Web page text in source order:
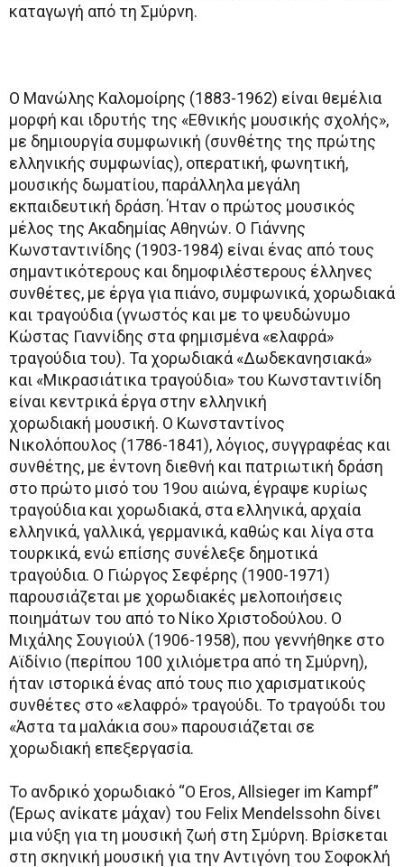
καταγωγή από τη Σμύρνη.
Ο Μανώλης Καλομοίρης (1883-1962) είναι θεμέλια
μορφή και ιδρυτής της «Εθνικής μουσικής σχολής»,
με δημιουργία συμφωνική (συνθέτης της πρώτης
ελληνικής συμφωνίας), οπερατική, φωνητική,
μουσικής δωματίου, παράλληλα μεγάλη
εκπαιδευτική δράση. Ήταν ο πρώτος μουσικός
μέλος της Ακαδημίας Αθηνών. Ο Γιάννης
Κωνσταντινίδης (1903-1984) είναι ένας από τους
σημαντικότερους και δημοφιλέστερους έλληνες
συνθέτες, με έργα για πιάνο, συμφωνικά, χορωδιακά
και τραγούδια (γνωστός και με το ψευδώνυμο
Κώστας Γιαννίδης στα φημισμένα «ελαφρά»
τραγούδια του). Τα χορωδιακά «Δωδεκανησιακά»
και «Μικρασιάτικα τραγούδια» του Κωνσταντινίδη
είναι κεντρικά έργα στην ελληνική
χορωδιακή μουσική. Ο Κωνσταντίνος
Νικολόπουλος (1786-1841), λόγιος, συγγραφέας και
συνθέτης, με έντονη διεθνή και πατριωτική δράση
στο πρώτο μισό του 19ου αιώνα, έγραψε κυρίως
τραγούδια και χορωδιακά, στα ελληνικά, αρχαία
ελληνικά, γαλλικά, γερμανικά, καθώς και λίγα στα
τουρκικά, ενώ επίσης συνέλεξε δημοτικά
τραγούδια. Ο Γιώργος Σεφέρης (1900-1971)
παρουσιάζεται με χορωδιακές μελοποιήσεις
ποιημάτων του από το Νίκο Χριστοδούλου. Ο
Μιχάλης Σουγιούλ (1906-1958), που γεννήθηκε στο
Αϊδίνιο (περίπου 100 χιλιόμετρα από τη Σμύρνη),
ήταν ιστορικά ένας από τους πιο χαρισματικούς
συνθέτες στο «ελαφρό» τραγούδι. Το τραγούδι του
«Άστα τα μαλάκια σου» παρουσιάζεται σε
χορωδιακή επεξεργασία.
Το ανδρικό χορωδιακό “O Eros, Allsieger im Kampf”
(Έρως ανίκατε μάχαν) του Felix Mendelssohn δίνει
μια νύξη για τη μουσική ζωή στη Σμύρνη. Βρίσκεται
στη σκηνική μουσική για την Αντιγόνη του Σοφοκλή